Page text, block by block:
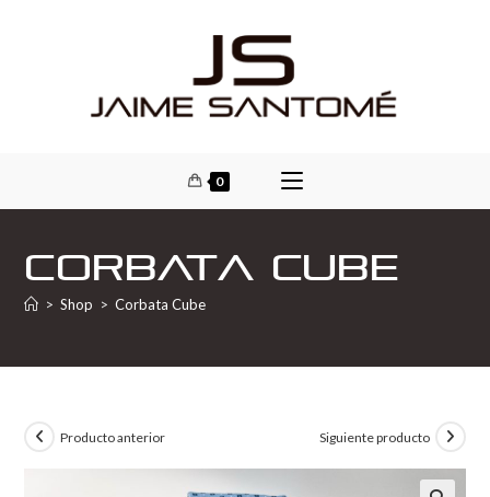
0
Corbata Cube
> Shop > Corbata Cube
Producto anterior Siguiente producto